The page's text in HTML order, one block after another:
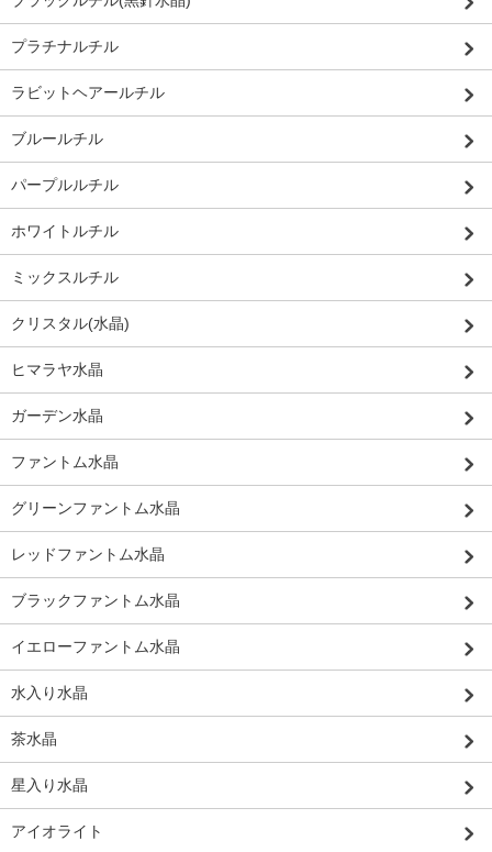
プラチナルチル
ラビットヘアールチル
ブルールチル
パープルルチル
ホワイトルチル
ミックスルチル
クリスタル(水晶)
ヒマラヤ水晶
ガーデン水晶
ファントム水晶
グリーンファントム水晶
レッドファントム水晶
ブラックファントム水晶
イエローファントム水晶
水入り水晶
茶水晶
星入り水晶
アイオライト